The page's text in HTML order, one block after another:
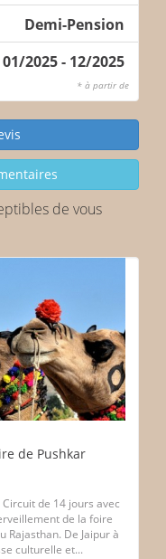
Demi-Pension
01/2025 - 12/2025
* à partir de
de vous
de Pushkar
de 14 jours avec
de la foire
Rajasthan. De Jaipur à
culturelle et...